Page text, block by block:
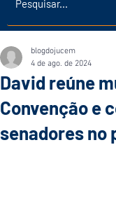
David reúne
Convenção e
senadores no
blogdojucem
4 de ago. de 2024